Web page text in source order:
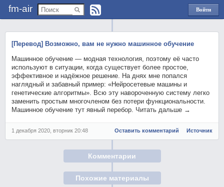
fm-air
Войти
через
[Перевод] Возможно, вам не нужно машинное обучение
Машинное обучение — модная технология, поэтому её часто
используют в ситуации, когда существует более простое,
эффективное и надёжное решение. На днях мне попался
наглядный и забавный пример: «Нейросетевые машины и
генетические алгоритмы». Всю эту навороченную систему легко
заменить простым многочленом без потери функциональности.
Машинное обучение тут явный перебор. Читать дальше →
1 декабря 2020, вторник 20:48 Оставить комментарий Источник
Комментарии
Похожие материалы